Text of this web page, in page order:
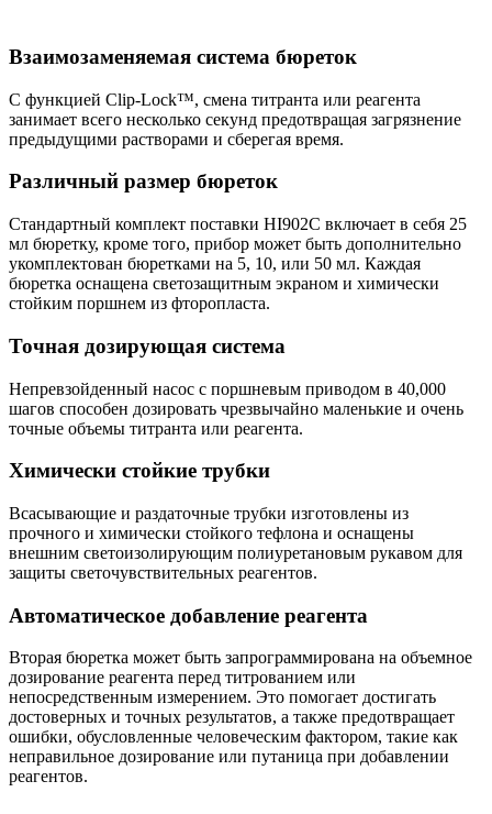
Взаимозаменяемая система бюреток
С функцией Clip-Lock™, смена титранта или реагента
занимает всего несколько секунд предотвращая загрязнение
предыдущими растворами и сберегая время.
Различный размер бюреток
Стандартный комплект поставки HI902C включает в себя 25
мл бюретку, кроме того, прибор может быть дополнительно
укомплектован бюретками нa 5, 10, или 50 мл. Каждая
бюретка оснащена светозащитным экраном и химически
стойким поршнем из фторопласта.
Точная дозирующая система
Непревзойденный насос с поршневым приводом в 40,000
шагов способен дозировать чрезвычайно маленькие и очень
точные объемы титранта или реагента.
Химически стойкие трубки
Всасывающие и раздаточные трубки изготовлены из
прочного и химически стойкого тефлона и оснащены
внешним светоизолирующим полиуретановым рукавом для
защиты светочувствительных реагентов.
Автоматическое добавление реагента
Вторая бюретка может быть запрограммирована на объемное
дозирование реагента перед титрованием или
непосредственным измерением. Это помогает достигать
достоверных и точных результатов, а также предотвращает
ошибки, обусловленные человеческим фактором, такие как
неправильное дозирование или путаница при добавлении
реагентов.